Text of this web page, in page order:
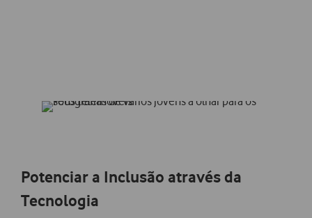
Potenciar a Inclusão através da
Tecnologia